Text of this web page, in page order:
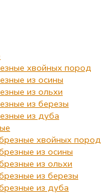
хвойных пород
из осины
из ольхи
из березы
из дуба
хвойных пород
из осины
из ольхи
из березы
из дуба